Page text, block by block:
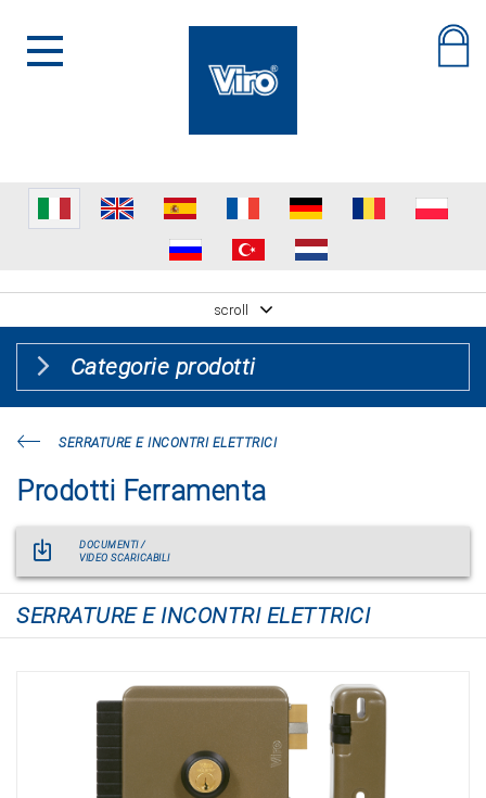
scroll
Categorie prodotti
SERRATURE E INCONTRI ELETTRICI
Prodotti Ferramenta
DOCUMENTI /
VIDEO SCARICABILI
SERRATURE E INCONTRI ELETTRICI